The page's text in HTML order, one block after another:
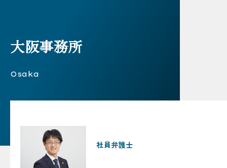
大阪事務所
Osaka
社員弁護士